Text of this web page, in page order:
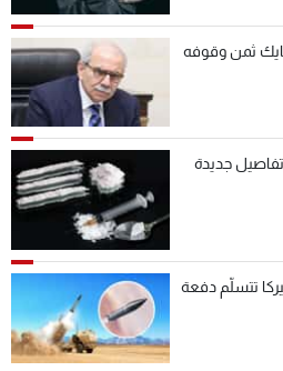
ثمن وقوفه
جديدة
تتسلّم دفعة